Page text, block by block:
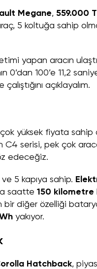
Megane, 559.000
5 koltuğa sahip
yapan aracın
0’dan 100’e 11,2
açıklayalım.
yüksek fiyata
serisi, pek çok
edeceğiz.
5 kapıya sahip.
saatte 150 kilometre
bir diğer özelliği
yakıyor.
Hatchback,